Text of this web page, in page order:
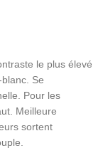
le plus élevé
Se
Pour les
Meilleure
sortent